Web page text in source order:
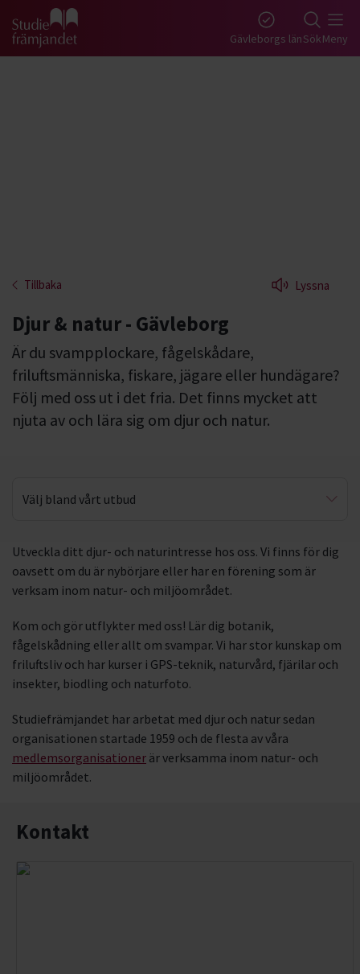
Gå till studiefrämjandets startsida Gävleborgs länSökMeny
Tillbaka Lyssna
Djur & natur - Gävleborg
Är du svampplockare, fågelskådare,
friluftsmänniska, fiskare, jägare eller hundägare?
Följ med oss ut i det fria. Det finns mycket att
njuta av och lära sig om djur och natur.
Välj bland vårt utbud
Friluftsliv
Naturguidning
GPS-teknik
Naturvård
Naturfoto
Utveckla ditt djur- och naturintresse hos oss. Vi finns för dig
oavsett om du är nybörjare eller har en förening som är
verksam inom natur- och miljöområdet.
Kom och gör utflykter med oss! Lär dig botanik,
fågelskådning eller allt om svampar. Vi har stor kunskap om
friluftsliv och har kurser i GPS-teknik, naturvård, fjärilar och
insekter, biodling och naturfoto.
Studiefrämjandet har arbetat med djur och natur sedan
organisationen startade 1959 och de flesta av våra
medlemsorganisationer är verksamma inom natur- och
miljöområdet.
Kontakt